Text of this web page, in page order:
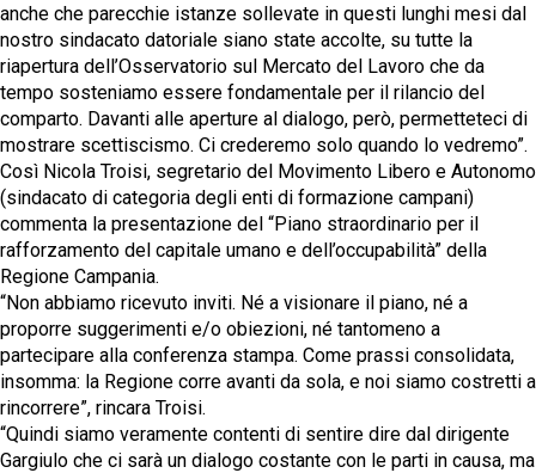
anche che parecchie istanze sollevate in questi lunghi mesi dal
nostro sindacato datoriale siano state accolte, su tutte la
riapertura dell’Osservatorio sul Mercato del Lavoro che da
tempo sosteniamo essere fondamentale per il rilancio del
comparto. Davanti alle aperture al dialogo, però, permetteteci di
mostrare scettiscismo. Ci crederemo solo quando lo vedremo”.
Così Nicola Troisi, segretario del Movimento Libero e Autonomo
(sindacato di categoria degli enti di formazione campani)
commenta la presentazione del “Piano straordinario per il
rafforzamento del capitale umano e dell’occupabilità” della
Regione Campania.
“Non abbiamo ricevuto inviti. Né a visionare il piano, né a
proporre suggerimenti e/o obiezioni, né tantomeno a
partecipare alla conferenza stampa. Come prassi consolidata,
insomma: la Regione corre avanti da sola, e noi siamo costretti a
rincorrere”, rincara Troisi.
“Quindi siamo veramente contenti di sentire dire dal dirigente
Gargiulo che ci sarà un dialogo costante con le parti in causa, ma